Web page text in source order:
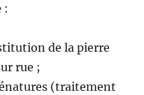
:
de la pierre
rue ;
(traitement